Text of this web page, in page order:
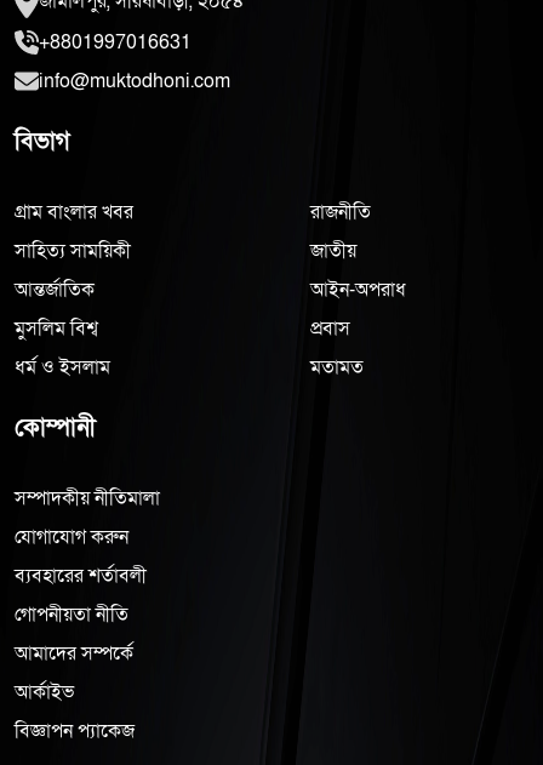
+8801997016631
info@muktodhoni.com
বিভাগ
গ্রাম বাংলার খবর
সাহিত্য সাময়িকী
আন্তর্জাতিক
মুসলিম বিশ্ব
ধর্ম ও ইসলাম
রাজনীতি
জাতীয়
আইন-অপরাধ
প্রবাস
মতামত
কোম্পানী
সম্পাদকীয় নীতিমালা
যোগাযোগ করুন
ব্যবহারের শর্তাবলী
গোপনীয়তা নীতি
আমাদের সম্পর্কে
আর্কাইভ
বিজ্ঞাপন প্যাকেজ